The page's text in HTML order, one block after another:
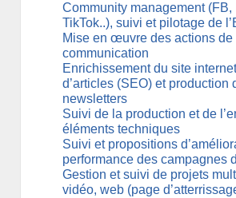
Community management (FB,
TikTok..), suivi et pilotage de
Mise en œuvre des actions de
communication
Enrichissement du site
d’articles (SEO) et production
newsletters
Suivi de la production et de
éléments techniques
Suivi et propositions
performance des campagnes
Gestion et suivi de projets
vidéo, web (page